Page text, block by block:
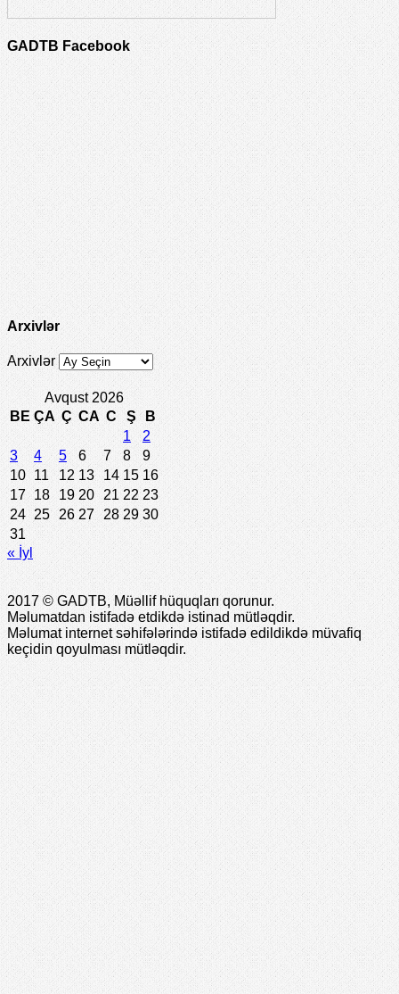
GADTB Facebook
Arxivlər
Arxivlər
Avqust 2026
BE ÇA Ç CA C Ş
B
1
2
3
4 5 6 7 8
9
10 11 12 13 14 15 16
17 18 19 20 21 22 23
24 25 26 27 28 29 30
31
« İyl
2017 © GADTB, Müəllif hüquqları qorunur.
Məlumatdan istifadə etdikdə istinad mütləqdir.
Məlumat internet səhifələrində istifadə edildikdə müvafiq
keçidin qoyulması mütləqdir.